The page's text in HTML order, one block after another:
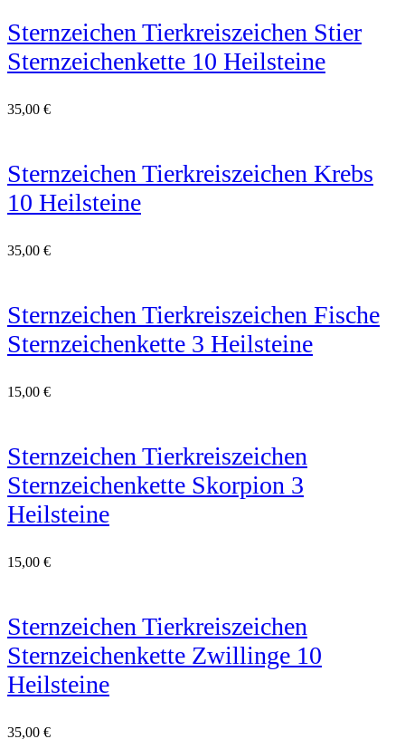
Sternzeichen Tierkreiszeichen Stier
Sternzeichenkette 10 Heilsteine
35,00 €
Sternzeichen Tierkreiszeichen Krebs
10 Heilsteine
35,00 €
Sternzeichen Tierkreiszeichen Fische
Sternzeichenkette 3 Heilsteine
15,00 €
Sternzeichen Tierkreiszeichen
Sternzeichenkette Skorpion 3
Heilsteine
15,00 €
Sternzeichen Tierkreiszeichen
Sternzeichenkette Zwillinge 10
Heilsteine
35,00 €